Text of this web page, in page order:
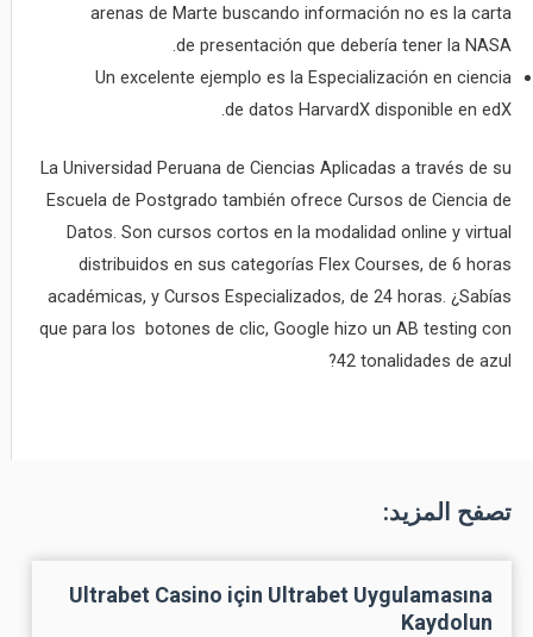
arenas de Marte buscando información no es la carta
de presentación que debería tener la NASA.
Un excelente ejemplo es la Especialización en ciencia
de datos HarvardX disponible en edX.
La Universidad Peruana de Ciencias Aplicadas a través de su
Escuela de Postgrado también ofrece Cursos de Ciencia de
Datos. Son cursos cortos en la modalidad online y virtual
distribuidos en sus categorías Flex Courses, de 6 horas
académicas, y Cursos Especializados, de 24 horas. ¿Sabías
que para los botones de clic, Google hizo un AB testing con
42 tonalidades de azul?
تصفح المزيد:
Ultrabet Casino için Ultrabet Uygulamasına
Kaydolun